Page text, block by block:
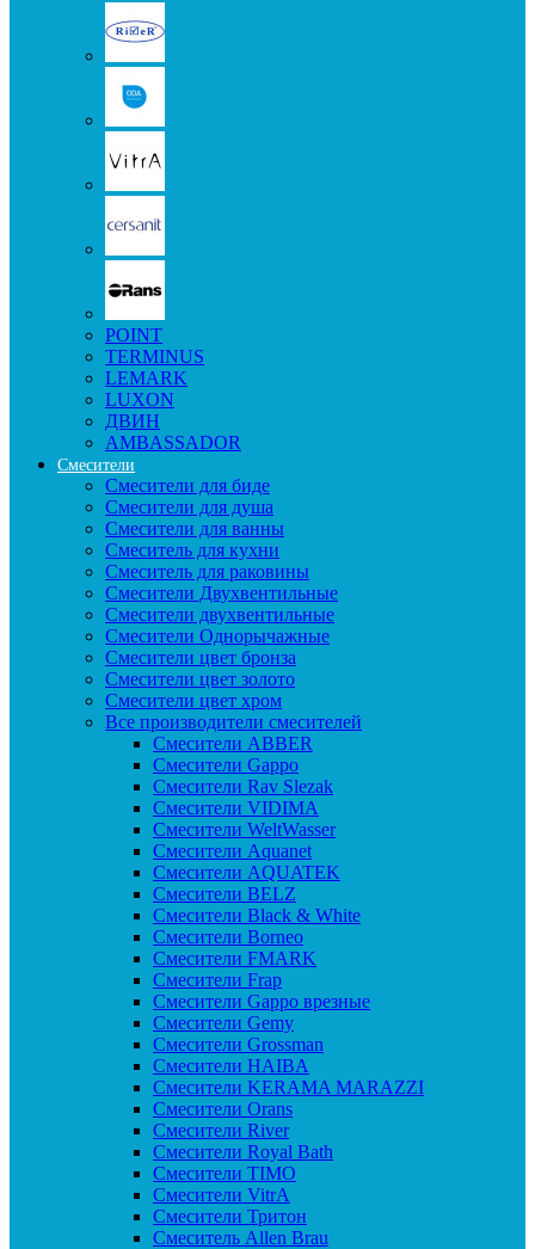
POINT
TERMINUS
LEMARK
LUXON
ДВИН
AMBASSADOR
Смесители
Смесители для биде
Смесители для душа
Смесители для ванны
Смеситель для кухни
Смеситель для раковины
Смесители Двухвентильные
Смесители двухвентильные
Смесители Однорычажные
Смесители цвет бронза
Смесители цвет золото
Смесители цвет хром
Все производители смесителей
Cмесители ABBER
Cмесители Gappo
Cмесители Rav Slezak
Cмесители VIDIMA
Cмесители WeltWasser
Смесители Aquanet
Смесители AQUATEK
Смесители BELZ
Смесители Black & White
Смесители Borneo
Смесители FMARK
Смесители Frap
Смесители Gappo врезные
Смесители Gemy
Смесители Grossman
Смесители HAIBA
Смесители KERAMA MARAZZI
Смесители Orans
Смесители River
Смесители Royal Bath
Смесители TIMO
Смесители VitrA
Смесители Тритон
Смеситель Allen Brau